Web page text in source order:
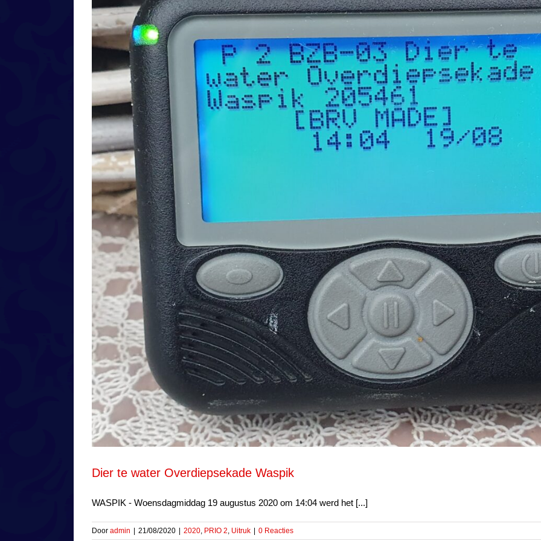
Dier te water Overdiepsekade Waspik
WASPIK - Woensdagmiddag 19 augustus 2020 om 14:04 werd het [...]
Door admin 21/08/2020 2020, PRIO 2, Uitruk 0 Reacties